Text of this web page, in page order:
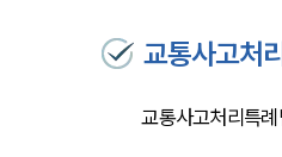
교통사고처
교통사고처리특